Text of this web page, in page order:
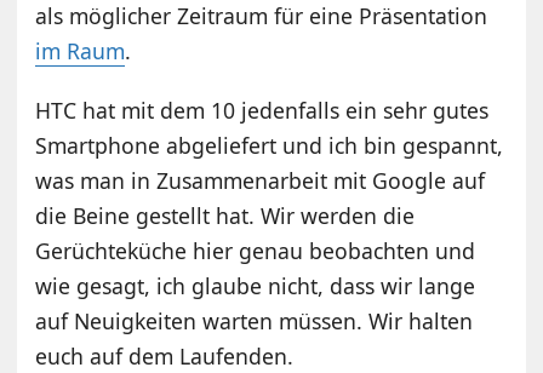
als möglicher Zeitraum für eine Präsentation
im Raum.
HTC hat mit dem 10 jedenfalls ein sehr gutes
Smartphone abgeliefert und ich bin gespannt,
was man in Zusammenarbeit mit Google auf
die Beine gestellt hat. Wir werden die
Gerüchteküche hier genau beobachten und
wie gesagt, ich glaube nicht, dass wir lange
auf Neuigkeiten warten müssen. Wir halten
euch auf dem Laufenden.